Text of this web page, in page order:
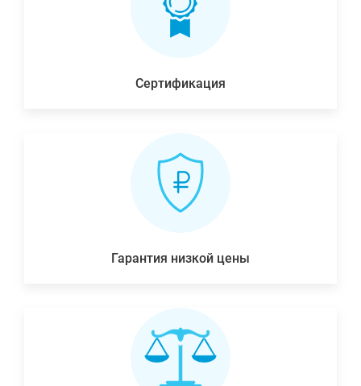
Сертификация
Гарантия низкой цены